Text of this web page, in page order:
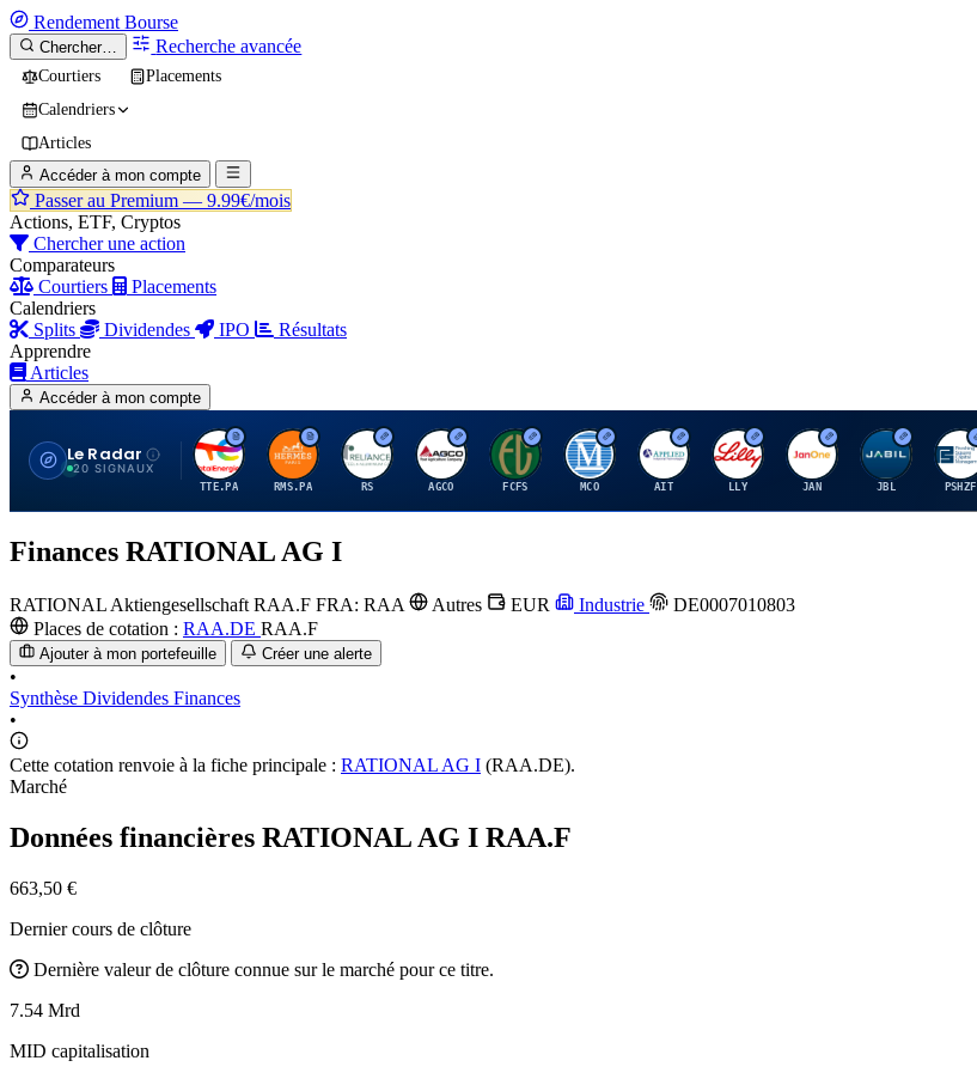
Rendement Bourse
Chercher… Recherche avancée
Courtiers
Placements
Calendriers
Articles
Accéder à mon compte
Passer au Premium — 9.99€/mois
Actions, ETF, Cryptos
Chercher une action
Comparateurs
Courtiers
Placements
Calendriers
Splits
Dividendes IPO
Résultats
Apprendre
Articles
Accéder à mon compte
Le Radar
20 SIGNAUX
T
TTE.PA
H
RMS.PA
R
RS
A
AGCO
F
FCFS
M
MCO
A
AIT
E
LLY
J
JAN
J
JBL
P
PSHZF
Finances RATIONAL AG I
RATIONAL Aktiengesellschaft RAA.F FRA: RAA Autres EUR Industrie
DE0007010803
Places de cotation : RAA.DE RAA.F
Ajouter à mon portefeuille Créer une alerte
•
Synthèse Dividendes Finances
•
Cette cotation renvoie à la fiche principale : RATIONAL AG I (RAA.DE).
Marché
Données financières RATIONAL AG I RAA.F
663,50 €
Dernier cours de clôture
Dernière valeur de clôture connue sur le marché pour ce titre.
7.54 Mrd
MID capitalisation